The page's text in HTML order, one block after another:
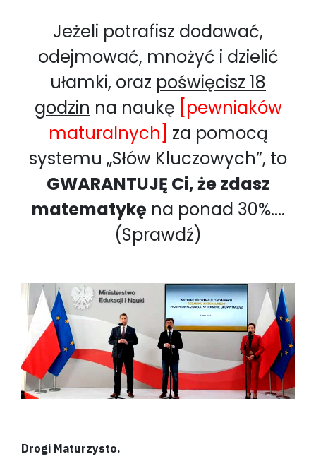
Jeżeli potrafisz dodawać,
odejmować, mnożyć i dzielić
ułamki, oraz poświęcisz 18
godzin na naukę [pewniaków
maturalnych] za pomocą
systemu „Słów Kluczowych”, to
GWARANTUJĘ Ci, że zdasz
matematykę na ponad 30%....
(Sprawdź)
Drogi Maturzysto.